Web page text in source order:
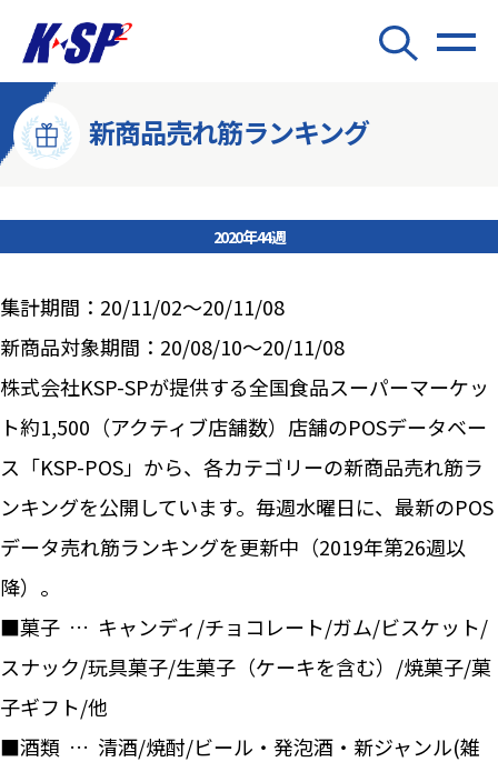
新商品売れ筋ランキング
2020年44週
集計期間：20/11/02～20/11/08
新商品対象期間：20/08/10～20/11/08
株式会社KSP-SPが提供する全国食品スーパーマーケッ
ト約1,500（アクティブ店舗数）店舗のPOSデータベー
ス「KSP-POS」から、各カテゴリーの新商品売れ筋ラ
ンキングを公開しています。毎週水曜日に、最新のPOS
データ売れ筋ランキングを更新中（2019年第26週以
降）。
■菓子 … キャンディ/チョコレート/ガム/ビスケット/
スナック/玩具菓子/生菓子（ケーキを含む）/焼菓子/菓
子ギフト/他
■酒類 … 清酒/焼酎/ビール・発泡酒・新ジャンル(雑